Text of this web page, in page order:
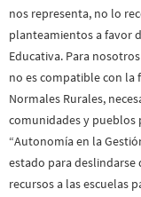
nos representa, no lo
planteamientos a favor
Educativa. Para
no es compatible con la
Normales Rurales,
comunidades y pueblos
“Autonomía en la
estado para
recursos a las escuelas